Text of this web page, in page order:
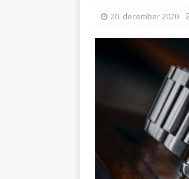
TEKNIK
20. december 2020